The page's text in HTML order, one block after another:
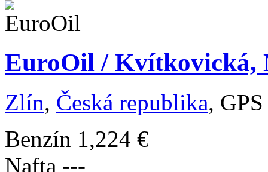
EuroOil / Kvítkovická,
Zlín, Česká republika,
Benzín 1,224 €
Nafta ---